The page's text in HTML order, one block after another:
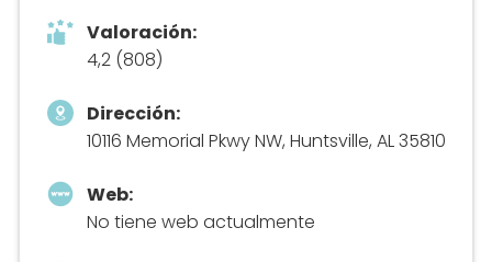
Valoración:
4,2 (808)
Dirección:
10116 Memorial Pkwy NW, Huntsville, AL 35810
Web:
No tiene web actualmente